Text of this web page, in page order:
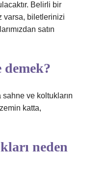
Belirli bir
varsa, biletlerinizi
satın
demek?
ve koltukların
katta,
neden